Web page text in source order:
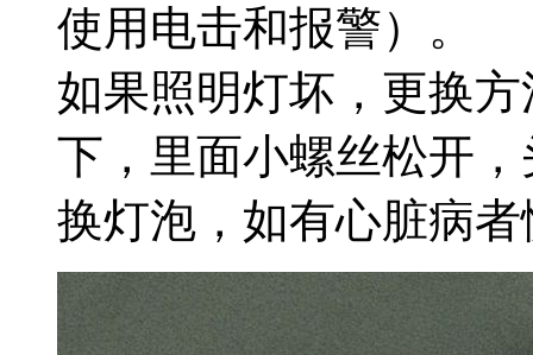
使用电击和报警）。
如果照明灯坏，更换
下，里面小螺丝松开
换灯泡，如有心脏病